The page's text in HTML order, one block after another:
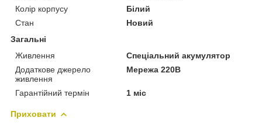
Колір корпусу
Білий
Стан
Новий
Загальні
Живлення
Спеціальний акумулятор
Додаткове джерело
живлення
Мережа 220В
Гарантійний термін 1 міс
Приховати